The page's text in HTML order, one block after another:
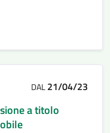
DAL21/04/23
a titolo